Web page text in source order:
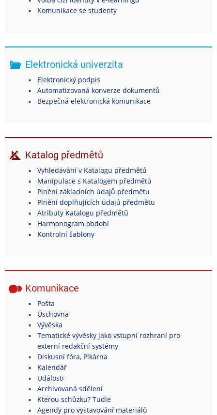
Komunikace se studenty
Elektronická univerzita
Elektronický podpis
Automatizovaná konverze dokumentů
Bezpečná elektronická komunikace
Katalog předmětů
Vyhledávání v Katalogu předmětů
Manipulace s Katalogem předmětů
Plnění základních údajů předmětu
Plnění doplňujících údajů předmětu
Atributy Katalogu předmětů
Harmonogram období
Kontrolní šablony
Komunikace
Pošta
Úschovna
Vývěska
Tematické vývěsky jako vstupní rozhraní pro
externí redakční systémy
Diskusní fóra, Plkárna
Kalendář
Události
Archivovaná sdělení
Kterou schůzku? Tudle
Agendy pro vystavování materiálů